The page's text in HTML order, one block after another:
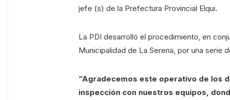
jefe (s) de la Prefectura Provincial Elqui.
La PDI desarrolló el procedimiento, en
Municipalidad de La Serena, por una serie
“Agradecemos este operativo de los
inspección con nuestros equipos,